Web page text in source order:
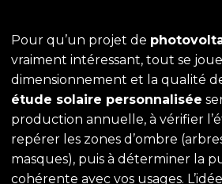
Pour qu’un projet de
vraiment intéressant, tout se
dimensionnement et la qualité
étude solaire personnalisée
production annuelle, à vérifier
repérer les zones d’ombre
masques), puis à déterminer la
cohérente avec vos usages.